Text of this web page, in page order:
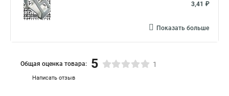
3,41 ₽
Показать больше
Написать отзыв
Общая оценка товара: 5 1